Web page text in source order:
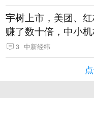
宇树上市，美团、
赚了数十倍，中小
3 中新经纬